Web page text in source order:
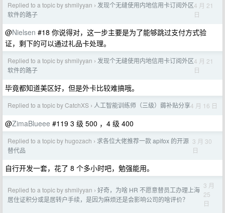
Replied to a topic by shmilyyan › 发现个无缝使用内地信用卡订阅外区
软件的路子
4 月 21
日
@Nielsen #18 你说得对，这一步主要是为了能够跳过支付方式验
证，剩下的可以通过礼品卡处理。
Replied to a topic by shmilyyan › 发现个无缝使用内地信用卡订阅外区
软件的路子
4 月 21
日
毕竟都知道美区好，但是外卡比较难搞哦。
Replied to a topic by CatchXS › 人工智能训练师（三级）薅补贴分享4 月 16 日
@ZimaBlueee #119 3 级 500 ，4 级 400
Replied to a topic by hugozach › 求各位大佬推荐一款 apifox 的开源
替代品
3 月 30
日
自行开发一套，花了 8 个多小时吧，勉强能用。
Replied to a topic by shmilyyan › 好奇，为啥 HR 不愿意替员工办理上海
居住证积分或是居转户手续，是因为麻烦还是会影响公司的啥评价？
3 月
25
日